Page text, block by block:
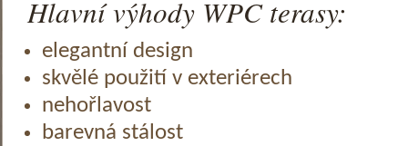
Hlavní výhody WPC terasy:
elegantní design
skvělé použití v exteriérech
nehořlavost
barevná stálost